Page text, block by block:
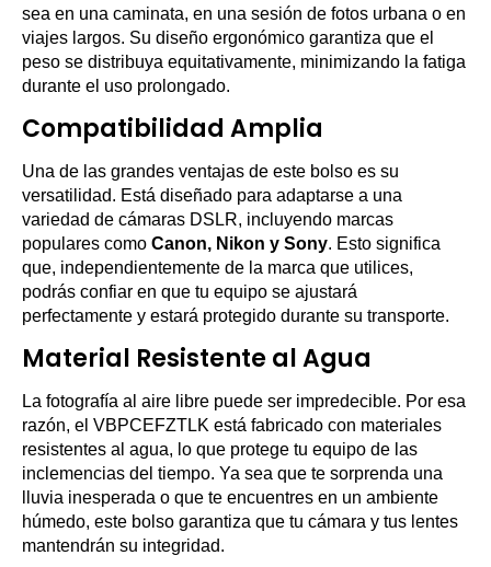
sea en una caminata, en una sesión de fotos urbana o en
viajes largos. Su diseño ergonómico garantiza que el
peso se distribuya equitativamente, minimizando la fatiga
durante el uso prolongado.
Compatibilidad Amplia
Una de las grandes ventajas de este bolso es su
versatilidad. Está diseñado para adaptarse a una
variedad de cámaras DSLR, incluyendo marcas
populares como Canon, Nikon y Sony. Esto significa
que, independientemente de la marca que utilices,
podrás confiar en que tu equipo se ajustará
perfectamente y estará protegido durante su transporte.
Material Resistente al Agua
La fotografía al aire libre puede ser impredecible. Por esa
razón, el VBPCEFZTLK está fabricado con materiales
resistentes al agua, lo que protege tu equipo de las
inclemencias del tiempo. Ya sea que te sorprenda una
lluvia inesperada o que te encuentres en un ambiente
húmedo, este bolso garantiza que tu cámara y tus lentes
mantendrán su integridad.